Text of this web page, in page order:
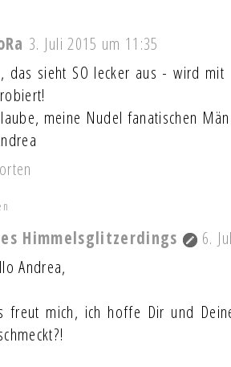
3. Juli 2015 um 11:35
das sieht SO lecker aus - wird
meine Nudel fanatischen
Himmelsglitzerdings
6.
Andrea,
freut mich, ich hoffe Dir und